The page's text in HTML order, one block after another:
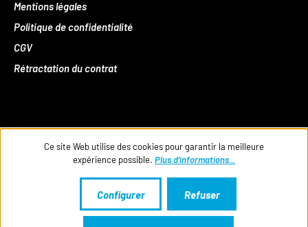
Mentions légales
Politique de confidentialité
CGV
Rétractation du contrat
Ce site Web utilise des cookies pour garantir la meilleure
expérience possible. Plus d'informations...
Refuser
Configurer